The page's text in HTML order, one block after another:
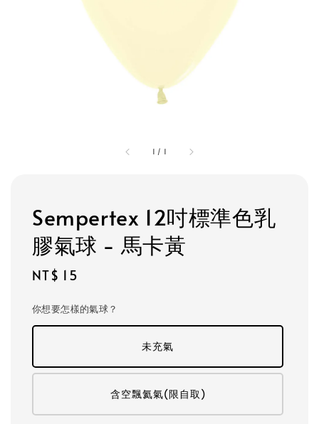
1 / 1
Sempertex 12吋標準色乳
膠氣球 - 馬卡黃
Regular
NT$ 15
你想要怎樣的氣球？
未充氣
含空飄氦氣(限自取)